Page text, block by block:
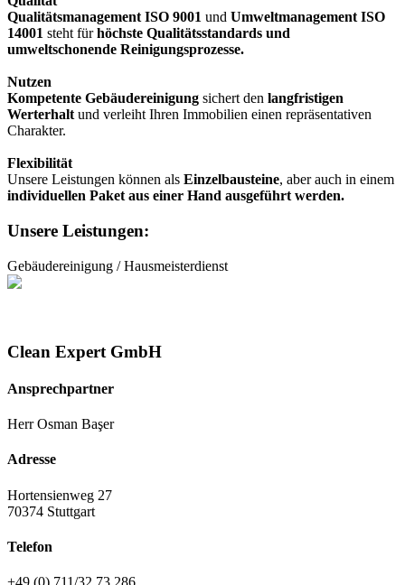
Qualitätsmanagement ISO 9001 und Umweltmanagement ISO
14001 steht fürhöchste Qualitätsstandards und
umweltschonende Reinigungsprozesse.
Nutzen
Kompetente Gebäudereinigung sichert den langfristigen
Werterhaltund verleiht Ihren Immobilien einen repräsentativen
Charakter.
Flexibilität
Unsere Leistungen können als Einzelbausteine, aber auch in einem
individuellen Paket aus einer Hand ausgeführt werden.
Unsere Leistungen:
Gebäudereinigung / Hausmeisterdienst
Clean Expert GmbH
Ansprechpartner
Herr Osman Başer
Adresse
Hortensienweg 27
70374 Stuttgart
Telefon